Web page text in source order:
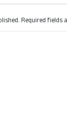
Required fields